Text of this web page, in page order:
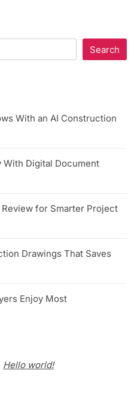
Search
With an AI Construction
Digital Document
for Smarter Project
Drawings That Saves
Enjoy Most
Hello world!